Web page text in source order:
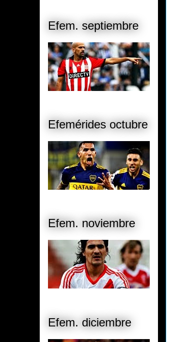
Efem. septiembre
Efemérides octubre
Efem. noviembre
Efem. diciembre